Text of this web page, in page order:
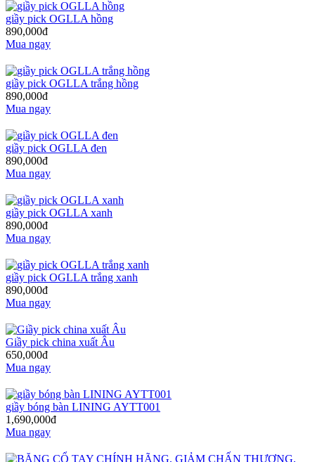
giầy pick OGLLA hồng
890,000đ
Mua ngay
giầy pick OGLLA trắng hồng
890,000đ
Mua ngay
giầy pick OGLLA đen
890,000đ
Mua ngay
giầy pick OGLLA xanh
890,000đ
Mua ngay
giầy pick OGLLA trắng xanh
890,000đ
Mua ngay
Giầy pick china xuất Âu
650,000đ
Mua ngay
giầy bóng bàn LINING AYTT001
1,690,000đ
Mua ngay